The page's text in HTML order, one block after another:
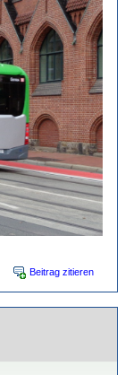
Beitrag zitieren